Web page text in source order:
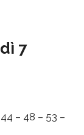
7
– 48 – 53 –